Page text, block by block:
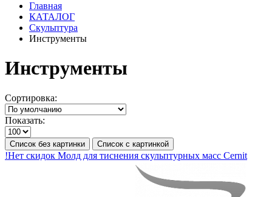
Главная
КАТАЛОГ
Скульптура
Инструменты
Инструменты
Сортировка:
Показать:
Список без картинки Список с картинкой
!Нет скидок Молд для тиснения скульптурных масс Cernit